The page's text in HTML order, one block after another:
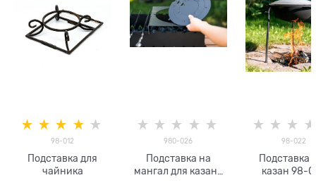
98-012
Подставка для
чайника
980-026
Подставка на
мангал для казана
98-022
Подставка
казан 98-